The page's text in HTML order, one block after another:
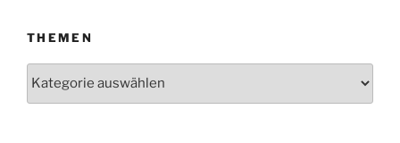
THEMEN
Themen